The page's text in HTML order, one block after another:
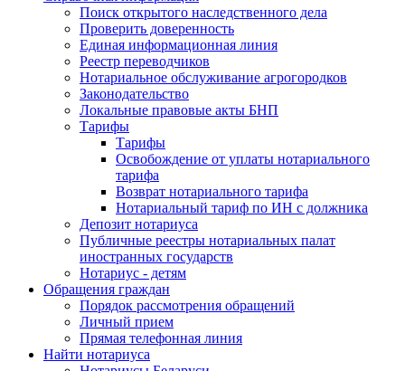
Поиск открытого наследственного дела
Проверить доверенность
Единая информационная линия
Реестр переводчиков
Нотариальное обслуживание агрогородков
Законодательство
Локальные правовые акты БНП
Тарифы
Тарифы
Освобождение от уплаты нотариального
тарифа
Возврат нотариального тарифа
Нотариальный тариф по ИН с должника
Депозит нотариуса
Публичные реестры нотариальных палат
иностранных государств
Нотариус - детям
Обращения граждан
Порядок рассмотрения обращений
Личный прием
Прямая телефонная линия
Найти нотариуса